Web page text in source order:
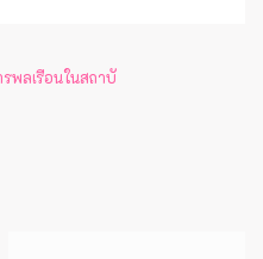
พลเรือนในสถาบั